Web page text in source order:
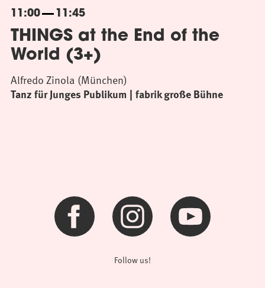
11:00 11:45
THINGS at the End of the
World (3+)
Tanz für Junges Publikum fabrik große Bühne
Alfredo Zinola (München)
Follow us!